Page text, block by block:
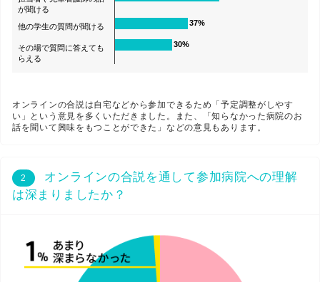
が聞ける
他の学生の質問が聞ける 37%
その場で質問に答えても
らえる
30%
オンラインの合説は自宅などから参加できるため「予定調整がしやす
い」という意見を多くいただきました。また、「知らなかった病院のお
話を聞いて興味をもつことができた」などの意見もあります。
2
オンラインの合説を通して参加病院への理解
は深まりましたか？